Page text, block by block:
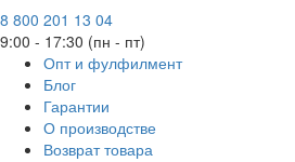
8 800 201 13 04
9:00 - 17:30 (пн - пт)
Опт и фулфилмент
Блог
Гарантии
О производстве
Возврат товара